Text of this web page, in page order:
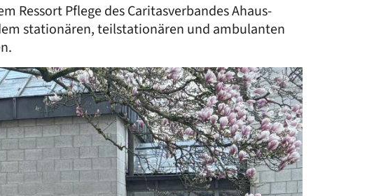
Ressort Pflege des Caritasverbandes Ahaus-
stationären, teilstationären und ambulanten